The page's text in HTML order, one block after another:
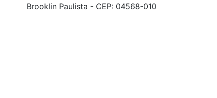
Brooklin Paulista - CEP: 04568-010